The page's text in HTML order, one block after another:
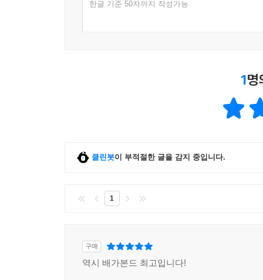
한글 기준 50자까지 작성가능
1명
클린봇이 부적절한 글을 감지 중입니다.
1
구매
역시 배가본드 최고입니다!